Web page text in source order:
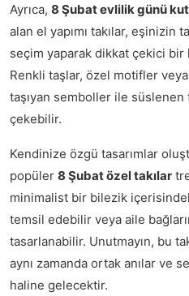
Ayrıca, 8 Şubat evlilik günü
alan el yapımı takılar, eşinizin
seçim yaparak dikkat çekici bir
Renkli taşlar, özel motifler
taşıyan semboller ile
çekebilir.
Kendinize özgü tasarımlar
popüler 8 Şubat özel takılar
minimalist bir bilezik
temsil edebilir veya aile
tasarlanabilir. Unutmayın, bu
aynı zamanda ortak anılar ve
haline gelecektir.